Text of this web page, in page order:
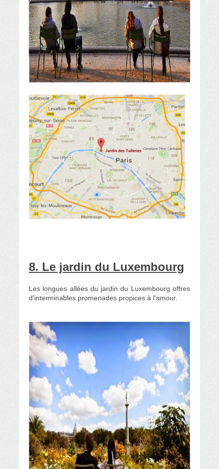
8. Le jardin du Luxembourg
Les longues allées du jardin du Luxembourg offres
d'interminables promenades propices à l'amour.